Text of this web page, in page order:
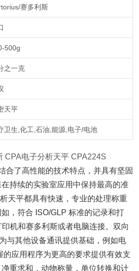
赛多利斯
500g
之一克
天平
卫生,化工,石油,能源,电子/电池
CPA电子分析天平 CPA224S
合了高性能的技术特点，并具有坚固
持续的实验室应用中保持最高的准
天平都具有快速，专业的处理称重
，符合 ISO/GLP 标准的记录和打
机和赛多利斯或者电脑连接。双向
与其他设备通讯提供基础，例如电
的应用程序为更高的要求提供有效支
重求和，动物称量，单位转换和计